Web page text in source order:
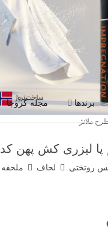
روتختی لحاف
ملحفه
برندها مجله گروچا
کش پهن کد 1751 طرح ملانژ